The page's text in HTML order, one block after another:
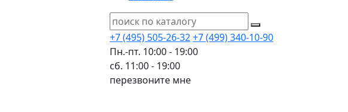
+7 (495) 505-26-32+7 (499) 340-10-90
Пн.-пт. 10:00 - 19:00
сб. 11:00 - 19:00
перезвоните мне